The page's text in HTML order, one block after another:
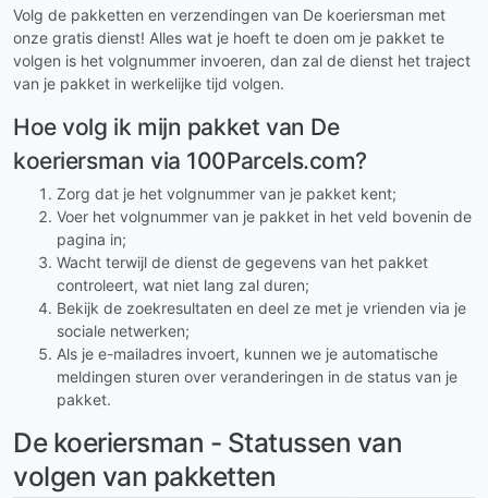
Volg de pakketten en verzendingen van De koeriersman met
onze gratis dienst! Alles wat je hoeft te doen om je pakket te
volgen is het volgnummer invoeren, dan zal de dienst het traject
van je pakket in werkelijke tijd volgen.
Hoe volg ik mijn pakket van De
koeriersman via 100Parcels.com?
Zorg dat je het volgnummer van je pakket kent;
Voer het volgnummer van je pakket in het veld bovenin de
pagina in;
Wacht terwijl de dienst de gegevens van het pakket
controleert, wat niet lang zal duren;
Bekijk de zoekresultaten en deel ze met je vrienden via je
sociale netwerken;
Als je e-mailadres invoert, kunnen we je automatische
meldingen sturen over veranderingen in de status van je
pakket.
De koeriersman - Statussen van
volgen van pakketten